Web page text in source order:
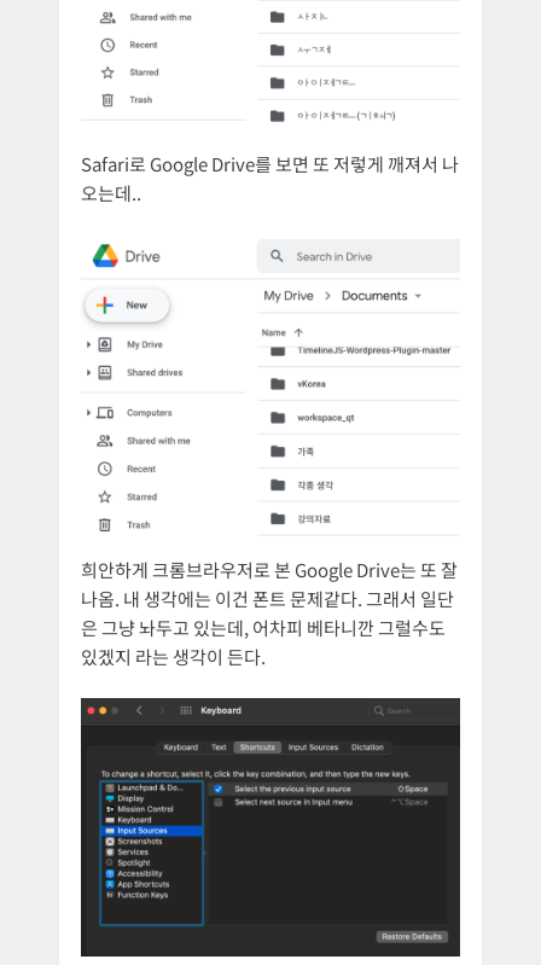
Safari로 Google Drive를 보면 또 저렇게 깨져서 나
오는데..
희안하게 크롬브라우저로 본 Google Drive는 또 잘
나옴. 내 생각에는 이건 폰트 문제같다. 그래서 일단
은 그냥 놔두고 있는데, 어차피 베타니깐 그럴수도
있겠지 라는 생각이 든다.